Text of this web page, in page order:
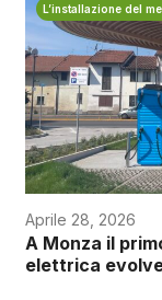
L’installazione del
Aprile 28, 2026
A Monza il
elettrica